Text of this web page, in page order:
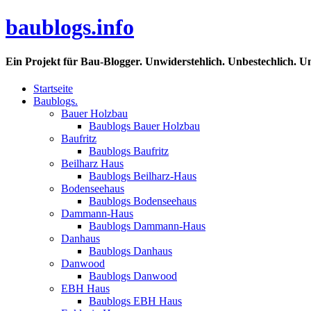
baublogs.info
Ein Projekt für Bau-Blogger. Unwiderstehlich. Unbestechlich.
Startseite
Baublogs.
Bauer Holzbau
Baublogs Bauer Holzbau
Baufritz
Baublogs Baufritz
Beilharz Haus
Baublogs Beilharz-Haus
Bodenseehaus
Baublogs Bodenseehaus
Dammann-Haus
Baublogs Dammann-Haus
Danhaus
Baublogs Danhaus
Danwood
Baublogs Danwood
EBH Haus
Baublogs EBH Haus